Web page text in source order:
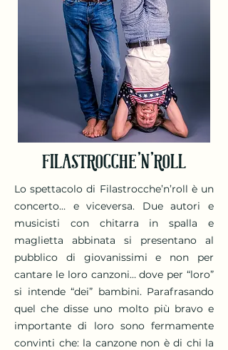
FILASTROCCHE'N'ROLL
Lo spettacolo di Filastrocche’n’roll è un
concerto… e viceversa. Due autori e
musicisti con chitarra in spalla e
maglietta abbinata si presentano al
pubblico di giovanissimi e non per
cantare le loro canzoni… dove per “loro”
si intende “dei” bambini. Parafrasando
quel che disse uno molto più bravo e
importante di loro sono fermamente
convinti che: la canzone non è di chi la